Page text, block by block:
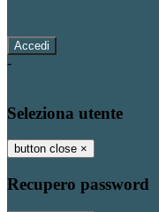
-
Seleziona utente
button close ×
Recupero password